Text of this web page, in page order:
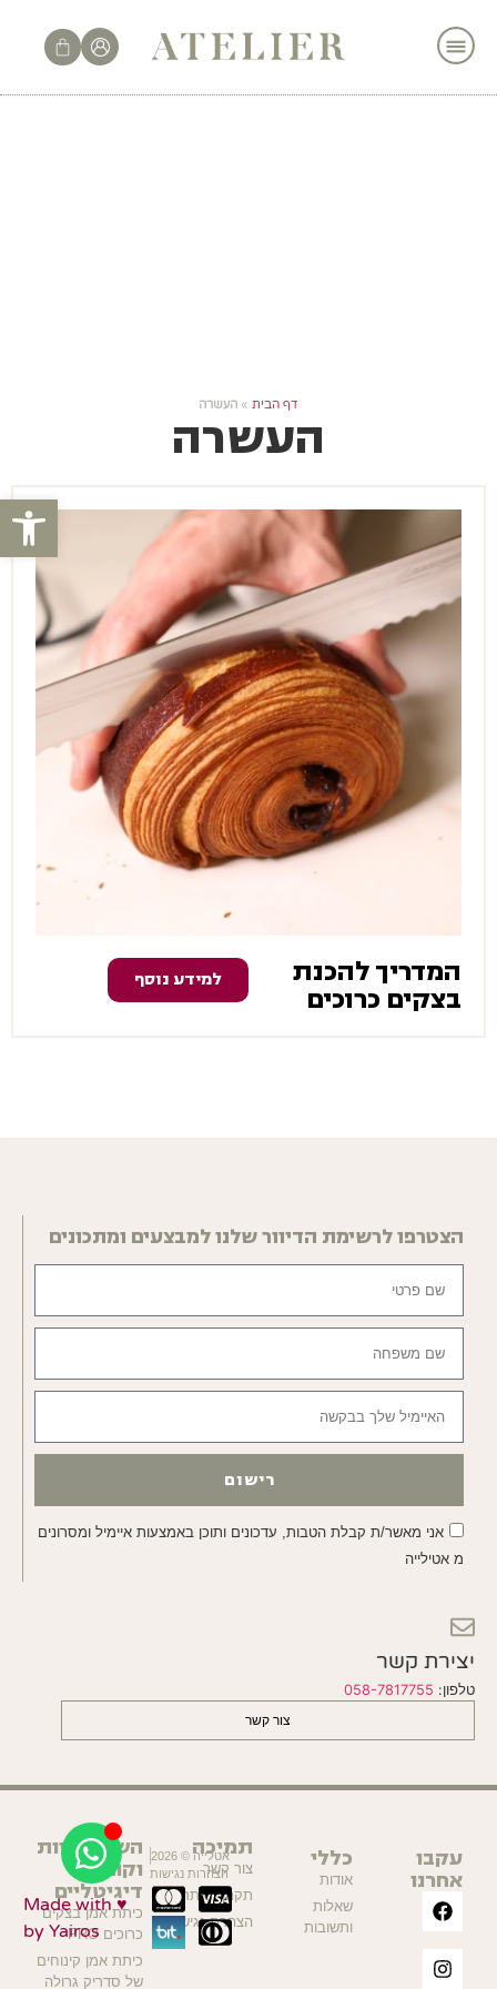
דף הבית » העשרה
העשרה
המדריך להכנת
בצקים כרוכים
למידע נוסף
הצטרפו לרשימת הדיוור שלנו למבצעים ומתכונים
אני מאשר/ת קבלת הטבות, עדכונים ותוכן באמצעות איימיל ומסרונים
מ אטילייה
רישום
יצירת קשר
טלפון: 058-7817755
צור קשר
עקבו
אחרנו
כללי
אודות
שאלות
ותשובות
תמיכה
צור קשר
תקנון האתר
הצהרת נגישות
השתלמויות
וקורסים
דיגיטליים
כיתת אמן בצקים
כרוכים PRO
כיתת אמן קינוחים
של סדריק גרולה
אטלייה © 2026
הצהרות נגישות
Made with ♥
by Yairos
פתח